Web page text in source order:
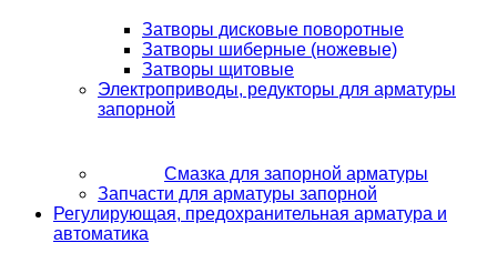
Затворы дисковые поворотные
Затворы шиберные (ножевые)
Затворы щитовые
Электроприводы, редукторы для арматуры
запорной
Смазка для запорной арматуры
Запчасти для арматуры запорной
Регулирующая, предохранительная арматура и
автоматика